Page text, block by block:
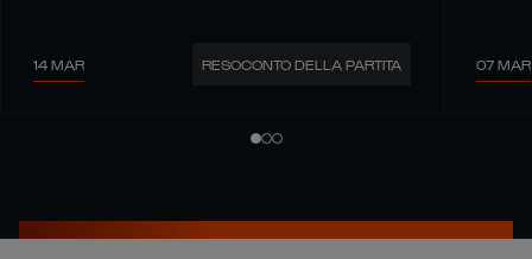
14 MAR RESOCONTO DELLA PARTITA 07 MAR